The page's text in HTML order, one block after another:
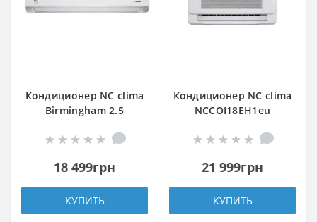
Кондиционер NC clima
Birmingham 2.5
(внутренний блок)
18 499грн
КУПИТЬ
Кондиционер NC clima
NCCOI18EH1eu
21 999грн
КУПИТЬ